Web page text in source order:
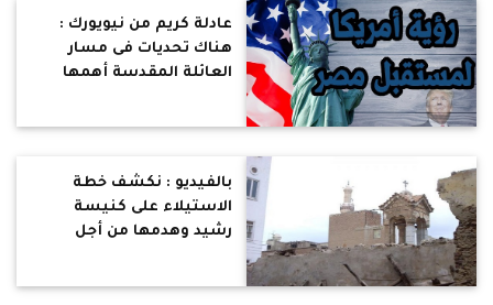
عادلة كريم من نيويورك :
هناك تحديات فى مسار
العائلة المقدسة أهمها
بالفيديو : نكشف خطة
الاستيلاء على كنيسة
رشيد وهدمها من أجل